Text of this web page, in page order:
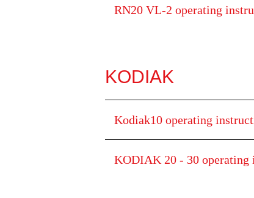
RN20 VL-2 operating
KODIAK
Kodiak10 operating
KODIAK 20 - 30 operating